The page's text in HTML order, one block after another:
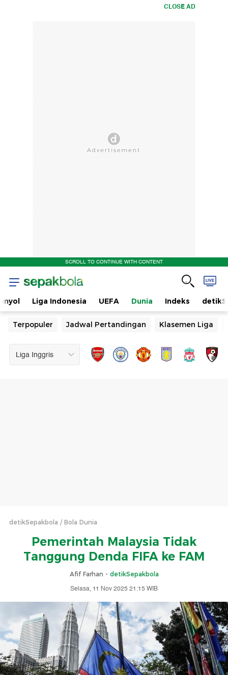
CLOSE AD
SCROLL TO CONTINUE WITH CONTENT
Liga Indonesia UEFA Dunia Indeks
Terpopuler Jadwal Pertandingan Klasemen Liga
detikSepakbola Bola Dunia
Pemerintah Malaysia Tidak
Tanggung Denda FIFA ke FAM
Afif Farhan - detikSepakbola
Selasa, 11 Nov 2025 21:15 WIB